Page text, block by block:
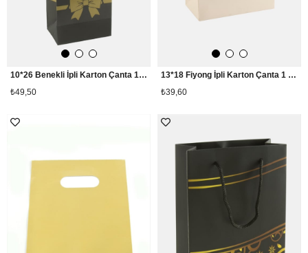
10*26 Benekli İpli Karton Çanta 1 Adet
₺49,50
13*18 Fiyong İpli Karton Çanta 1 Adet
₺39,60